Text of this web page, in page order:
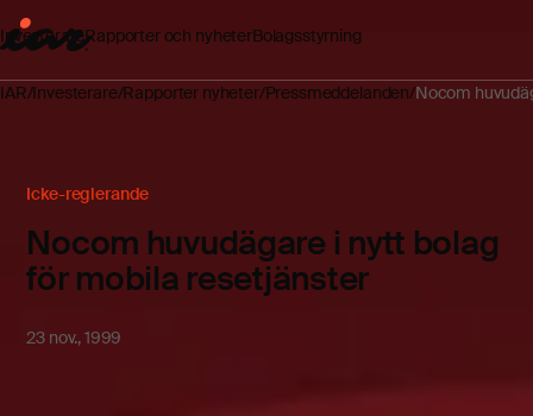
InvesterareRapporter och nyheterBolagsstyrning
IAR Investerare Rapporter nyheter Pressmeddelanden Nocom
Icke-reglerande
Nocom huvudägare i nytt bolag
för mobila resetjänster
23 nov., 1999